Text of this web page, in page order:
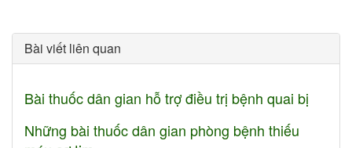
Bài viết liên quan
Bài thuốc dân gian hỗ trợ điều trị bệnh quai bị
Những bài thuốc dân gian phòng bệnh thiếu